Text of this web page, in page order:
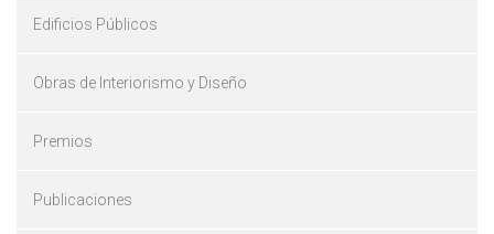
Edificios Públicos
Obras de Interiorismo y Diseño
Premios
Publicaciones